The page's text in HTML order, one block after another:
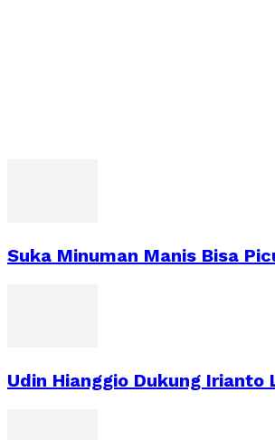
Suka Minuman Manis Bisa
Udin Hianggio Dukung Irianto